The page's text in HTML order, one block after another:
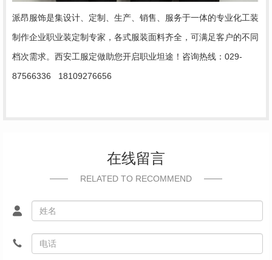
派昂服饰是集设计、定制、生产、销售、服务于一体的专业化工装
制作企业职业装定制专家，各式服装面料齐全，可满足客户的不同
档次需求。西安工服定做助您开启职业坦途！咨询热线：029-
87566336 18109276656
在线留言
RELATED TO RECOMMEND